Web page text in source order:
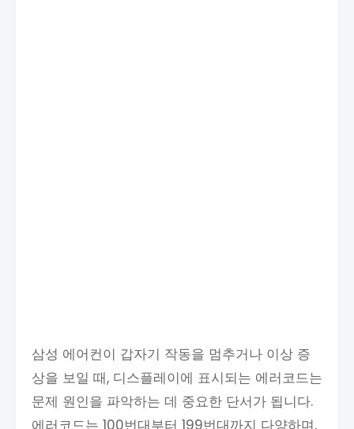
삼성 에어컨이 갑자기 작동을 멈추거나 이상 증
상을 보일 때, 디스플레이에 표시되는 에러코드는
문제 원인을 파악하는 데 중요한 단서가 됩니다.
에러코드는 100번대부터 199번대까지 다양하며,